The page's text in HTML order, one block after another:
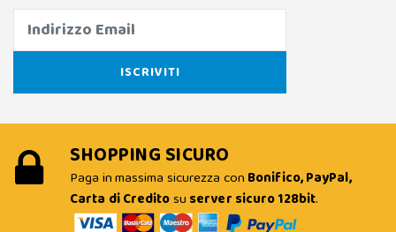
SHOPPING SICURO
Paga in massima sicurezza con Bonifico, PayPal,
Carta di Creditosu server sicuro 128bit.